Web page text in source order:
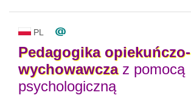
PL
Pedagogika opiekuńczo-
wychowawczaz pomocą
psychologiczną